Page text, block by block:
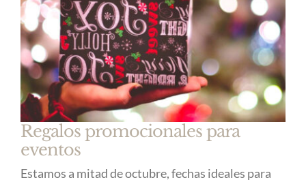
Regalos promocionales para
eventos
Estamos a mitad de octubre, fechas ideales para